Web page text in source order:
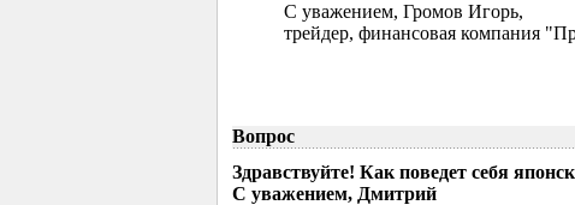
С уважением, Громов Игорь,
трейдер, финансовая компания
Вопрос
Здравствуйте! Как поведет себя
С уважением, Дмитрий